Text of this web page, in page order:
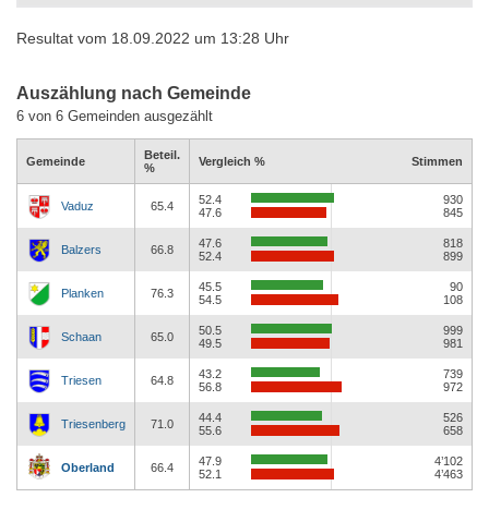
Resultat vom 18.09.2022 um 13:28 Uhr
Auszählung nach Gemeinde
6 von 6 Gemeinden ausgezählt
Gemeinde
Beteil.
%
Vergleich % Stimmen
Vaduz 65.4
52.4
47.6
930
845
Balzers 66.8
47.6
52.4
818
899
Planken 76.3
45.5
54.5
90
108
Schaan 65.0
50.5
49.5
999
981
Triesen 64.8
43.2
56.8
739
972
Triesenberg 71.0
44.4
55.6
526
658
Oberland 66.4
47.9
52.1
4’102
4’463